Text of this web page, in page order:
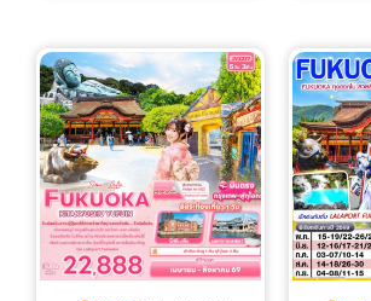
ติดต่อเรา